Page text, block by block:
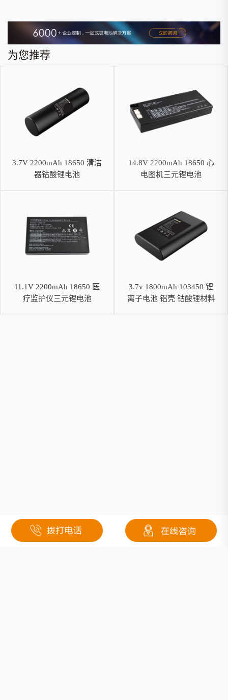
为您推荐
3.7V 2200mAh 18650 清洁
器钴酸锂电池
14.8V 2200mAh 18650 心
电图机三元锂电池
11.1V 2200mAh 18650 医
疗监护仪三元锂电池
3.7v 1800mAh 103450 锂
离子电池 铝壳 钴酸锂材料